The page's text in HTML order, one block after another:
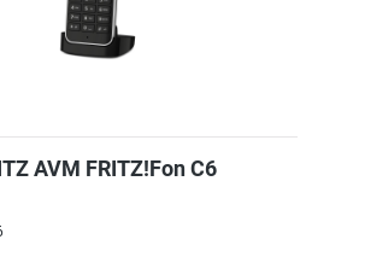
AVM FRITZ!Fon C6